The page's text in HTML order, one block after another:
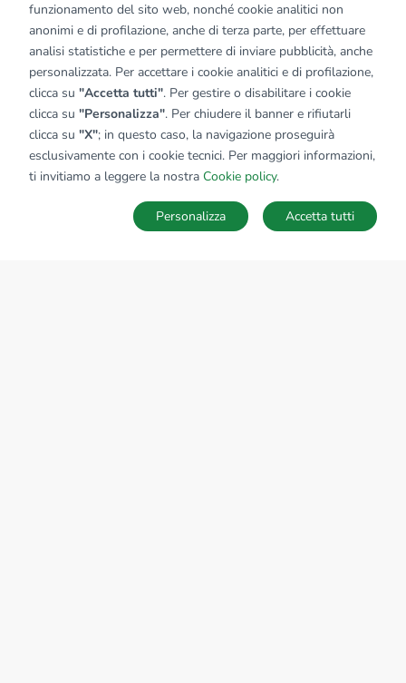
SALVA RICERCA
funzionamento del sito web, nonché cookie analitici non
anonimi e di profilazione, anche di terza parte, per effettuare
analisi statistiche e per permettere di inviare pubblicità, anche
personalizzata. Per accettare i cookie analitici e di profilazione,
clicca su "Accetta tutti". Per gestire o disabilitare i cookie
clicca su "Personalizza". Per chiudere il banner e rifiutarli
clicca su "X"; in questo caso, la navigazione proseguirà
esclusivamente con i cookie tecnici. Per maggiori informazioni,
ti invitiamo a leggere la nostra Cookie policy.
Accetta tutti
Personalizza